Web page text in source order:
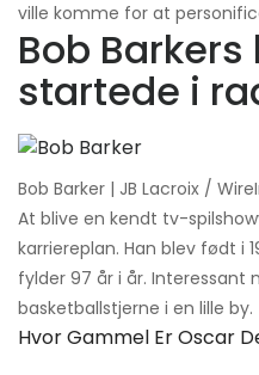
ville komme for at
Bob
startede i
Bob Barker | JB Lacroix /
At blive en kendt tv-
karriereplan. Han blev født i
fylder 97 år i år. Interessant
basketballstjerne i en lille by.
Hvor Gammel Er Oscar